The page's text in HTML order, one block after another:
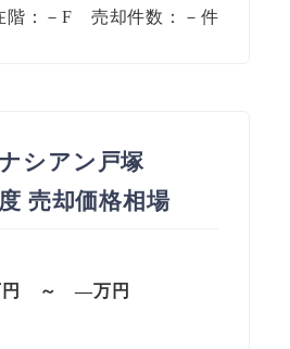
階：－F 売却件数：－件
シアン戸塚
売却価格相場
円 ～ —万円